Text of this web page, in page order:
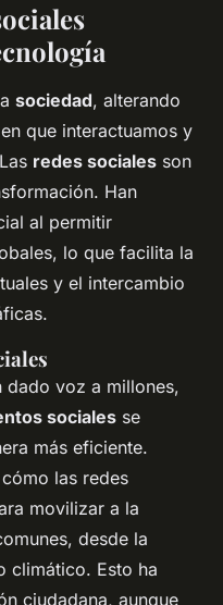
sociedad, alterando
que interactuamos y
redes sociales son
Han
al permitir
lo que facilita la
y el intercambio
dado voz a millones,
sociales se
más eficiente.
las redes
movilizar a la
desde la
climático. Esto ha
ciudadana, aunque